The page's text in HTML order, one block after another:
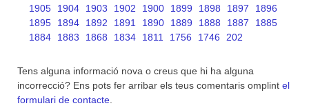
1905
1904 1903 1902 1900 1899 1898 1897
1896
1895
1894 1892 1891 1890 1889 1888 1887
1885
1884
1883 1868 1834 1811 1756 1746 202
Tens alguna informació nova o creus que hi ha alguna
incorrecció? Ens pots fer arribar els teus comentaris omplint el
formulari de contacte